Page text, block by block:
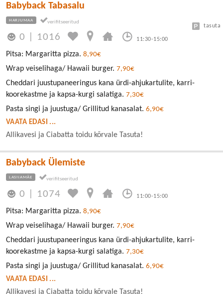
Babyback Tabasalu
HARJUMAA
0 1016 11:30-15:00
tasuta
Pitsa: Margaritta pizza. 8,90€
Wrap veiselihaga/ Hawaii burger. 7,90€
Cheddari juustupaneeringus kana ürdi-ahjukartulite, karri-
koorekastme ja kapsa-kurgi salatiga. 7,30€
Pasta singi ja juustuga/ Grillitud kanasalat. 6,90€
VAATA EDASI ...
Allikavesi ja Ciabatta toidu kõrvale Tasuta!
Babyback Ülemiste
LASNAMÄE
0 1074 11:00-15:00
Pitsa: Margaritta pizza. 8,90€
Wrap veiselihaga/ Hawaii burger. 7,90€
Cheddari juustupaneeringus kana ürdi-ahjukartulite, karri-
koorekastme ja kapsa-kurgi salatiga. 7,30€
Pasta singi ja juustuga/ Grillitud kanasalat. 6,90€
VAATA EDASI ...
Allikavesi ja Ciabatta toidu kõrvale Tasuta!